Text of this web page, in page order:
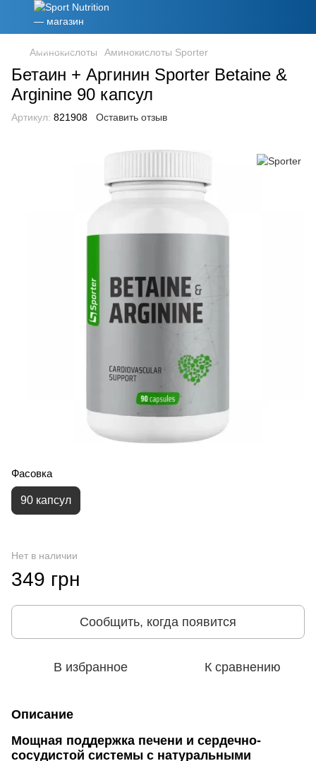
Аминокислоты Аминокислоты Sporter
Бетаин + Аргинин Sporter Betaine &
Arginine 90 капсул
Артикул: 821908 Оставить отзыв
Фасовка
90 капсул
Нет в наличии
349 грн
Сообщить, когда появится
В избранное К сравнению
Описание
Мощная поддержка печени и сердечно-
сосудистой системы с натуральными